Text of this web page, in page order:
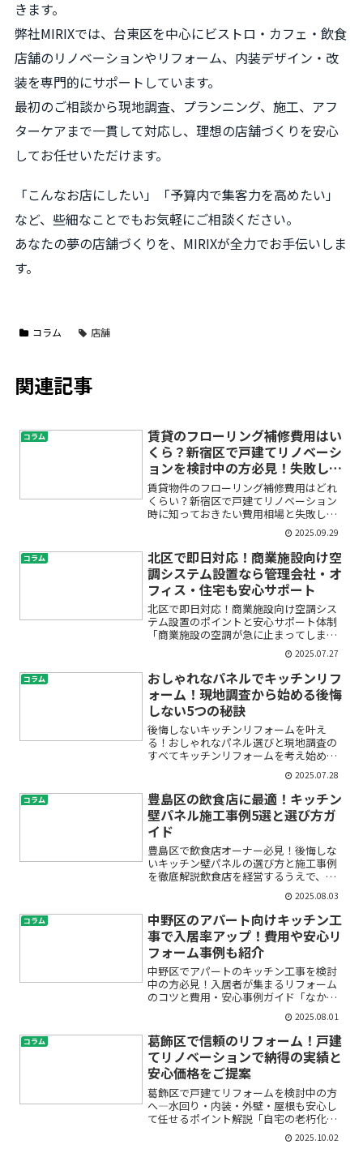
きます。
弊社MIRIXでは、台東区を中心にビストロ・カフェ・飲食
店舗のリノベーションやリフォーム、内装デザイン・改
装を専門的にサポートしています。
最初のご相談から現地調査、プランニング、施工、アフ
ターケアまで一貫して対応し、理想の店舗づくりを安心
してお任せいただけます。
「こんなお店にしたい」「予算内で集客力を高めたい」
など、些細なことでもお気軽にご相談ください。
あなたの夢の店舗づくりを、MIRIXが全力でお手伝いしま
す。
コラム 店舗
関連記事
コラム
賃貸のフローリング補修費用はい
くら？新宿区で戸建てリノベーシ
ョンを検討中の方必見！失敗しな
い費用相場とポイント
賃貸物件のフローリング補修費用はどれ
くらい？新宿区で戸建てリノベーション
時に知っておきたい費用相場と失敗しな
いポイント「賃貸物件のフローリングが
傷ついてしまったけど、どのくらいの補
修費用がかかるの？」「リノベーション
を考えているけど、フロー...
2025.09.29
コラム
北区で即日対応！商業施設向け空
調システム設置なら管理会社・オ
フィス・住宅も安心サポート
北区で即日対応！商業施設向け空調シス
テム設置のポイントと安心サポート体制
「商業施設の空調が急に止まってしまっ
た」「オフィスや住宅の空調も一括で相
談できないか不安」「管理会社として、
入居者やテナントの満足度を高めるため
に即日対応できる業者を探...
2025.07.27
コラム
おしゃれなパネルでキッチンリフ
ォーム！現地調査から始める後悔
しない5つの秘訣
後悔しないキッチンリフォームを叶え
る！おしゃれなパネル選びと現地調査の
すべてキッチンリフォームを考え始めた
とき、「どんなパネルを選べばいい
の？」「失敗しないためには何に気をつ
ければいいの？」と不安や疑問を感じて
いませんか。特に初めてのリフォ...
2025.07.28
コラム
豊島区の飲食店に最適！キッチン
壁パネル施工事例5選と選び方ガ
イド
豊島区で飲食店オーナー必見！後悔しな
いキッチン壁パネルの選び方と施工事例
を徹底解説飲食店を経営するうえで、
「厨房の衛生管理」や「防火・安全対
策」は避けては通れません。しかし、キ
ッチンの壁が油汚れやカビで黒ずんでい
ないか、衛生基準をクリアでき...
2025.08.03
コラム
中野区のアパート向けキッチン工
事で入居率アップ！費用や安心リ
フォーム事例も紹介
中野区でアパートのキッチン工事を検討
中の方必見！入居者が集まるリフォーム
のコツと費用・安心事例ガイド「なかな
か空室が埋まらない」「築年数が古くな
ってきて、入居者からキッチンの不満
が…」「キッチン工事って何から始めれ
ばいいの？」中野区でアパー...
2025.08.01
コラム
葛飾区で信頼のリフォーム！戸建
てリノベーションで納得の実績と
安心価格をご提案
葛飾区で戸建てリフォームを検討中の方
へ―水回り・内装・外壁・屋根も安心し
て任せるポイント解説「自宅の老朽化が
気になる」「水回りの使い勝手が悪くな
った」「外壁や屋根の劣化が目立ってき
2025.10.02